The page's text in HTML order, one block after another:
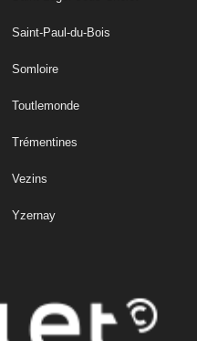
Saint-Paul-du-Bois
Somloire
Toutlemonde
Trémentines
Vezins
Yzernay